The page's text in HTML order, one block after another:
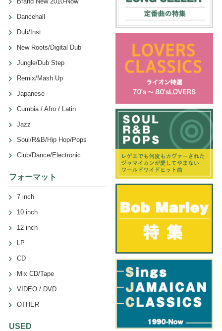
Dancehall
Dub/Inst
New Roots/Digital Dub
Jungle/Dub Step
Remix/Mash Up
Japanese
Cumbia / Afro / Latin
Jazz
Soul/R&B/Hip Hop/Pops
Club/Dance/Electronic
フォーマット
7 inch
10 inch
12 inch
LP
CD
Mix CD/Tape
VIDEO / DVD
OTHER
USED